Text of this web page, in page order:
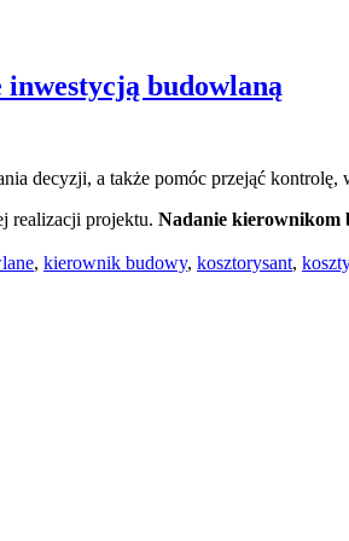
budowlaną
decyzji, a także pomóc przejąć
realizacji projektu. Nadanie kierownikom
, kierownik budowy, kosztorysant,